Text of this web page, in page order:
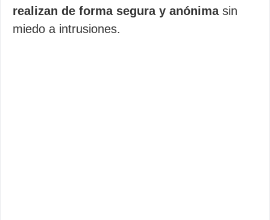
realizan de forma segura y anónimasin
miedo a intrusiones.